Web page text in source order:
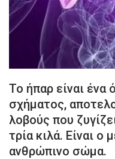
Το ήπαρ είναι ένα
σχήματος,
λοβούς που
τρία κιλά. Είναι ο
ανθρώπινο σώμα.